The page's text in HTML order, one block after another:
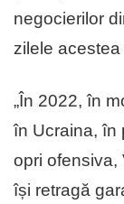
negocierilor
zilele
„În 2022, în
în Ucraina, în
opri ofensiva,
își retragă